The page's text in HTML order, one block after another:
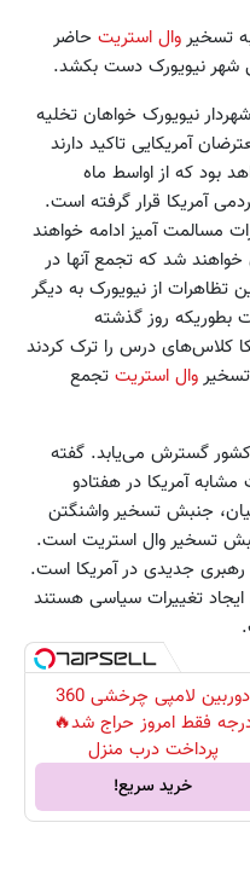
تسخیروال استریت حاضر
شهر نیویورک دست بکشد.
نیویورک خواهان تخلیه
آمریکایی تاکید دارند
بود که از اواسط ماه
آمریکا قرار گرفته است.
مسالمت آمیز ادامه خواهند
خواهند شد که تجمع آنها در
از نیویورک به دیگر
بطوریکه روز گذشته
کلاس‌های درس را ترک کردند
وال استریت تجمع
کشور گسترش می‌یابد. گفته
آمریکا در هفتادو
جنبش تسخیر واشنگتن
تسخیر وال استریت است.
جدیدی در آمریکا است.
تغییرات سیاسی هستند
دوربین لامپی چرخشی 360
فقط امروز حراج شد🔥
پرداخت درب منزل
خرید سریع!